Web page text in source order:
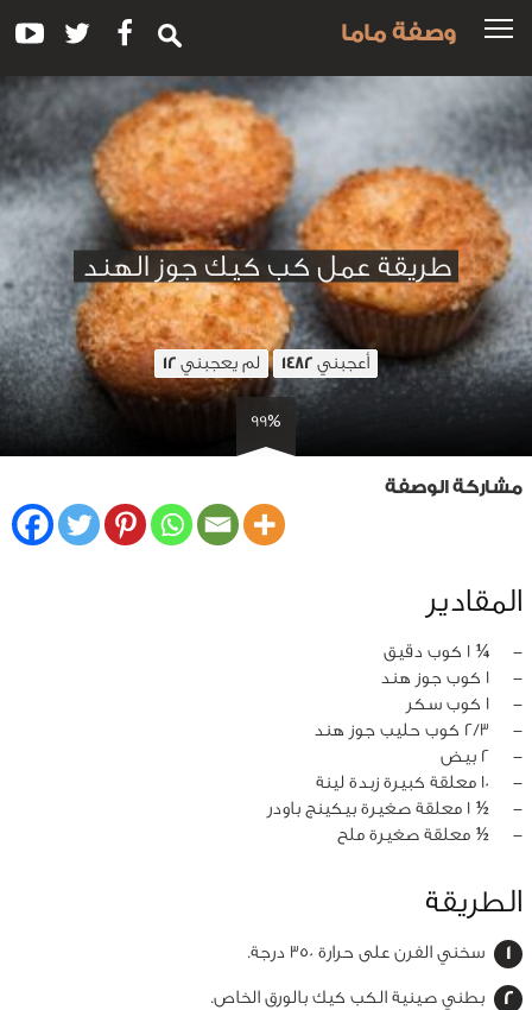
وصفة ماما
طريقة عمل كب كيك جوز الهند
أعجبني 1482 لم يعجبني 12
99%
مشاركة الوصفة
المقادير
‏-
¼ 1 كوب دقيق
‏-
1 كوب جوز هند
‏-
1 كوب سكر
‏-
2/3 كوب حليب جوز هند
‏-
2 بيض
‏-
10 معلقة كبيرة زبدة لينة
‏-
½ 1 معلقة صغيرة بيكينج باودر
‏-
½ معلقة صغيرة ملح
الطريقة
سخني الفرن على حرارة 350 درجة.
بطني صينية الكب كيك بالورق الخاص.